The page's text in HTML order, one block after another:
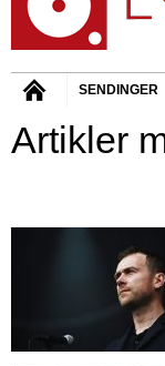
SENDINGER
Artikler